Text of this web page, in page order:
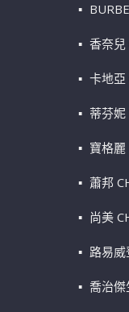
香奈兒
卡地亞
蒂芬
寶格麗
蕭邦
尚美
路易
喬治傑